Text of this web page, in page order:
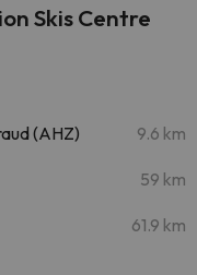
Skis Centre
(AHZ) 9.6 km
59 km
61.9 km